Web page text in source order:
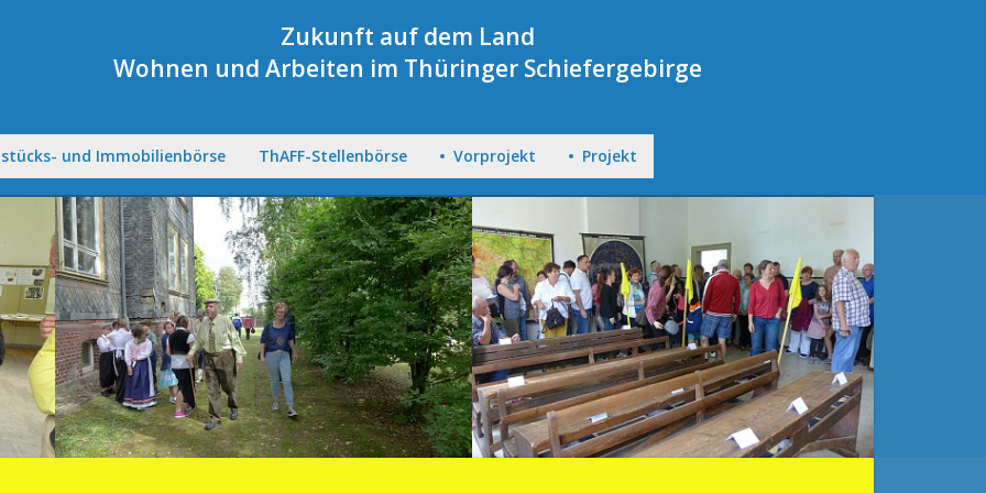
Zukunft auf dem Land
Wohnen und Arbeiten im Thüringer Schiefergebirge
und Immobilienbörse ThAFF-Stellenbörse Vorprojekt Projekt